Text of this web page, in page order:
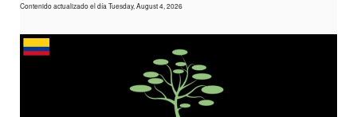
Contenido actualizado el día Tuesday, August 4, 2026